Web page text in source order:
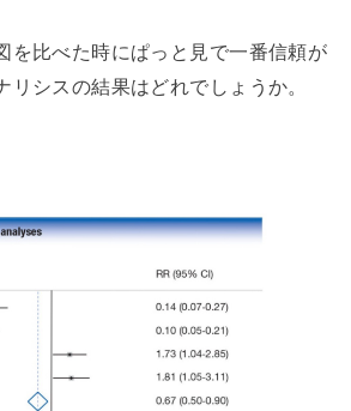
を比べた時にぱっと見で一番信頼が
リシスの結果はどれでしょうか。